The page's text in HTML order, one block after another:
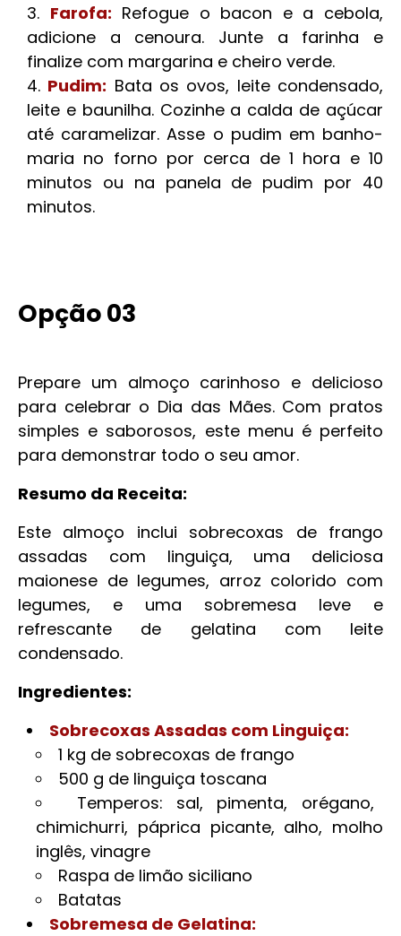
Farofa: Refogue o bacon e a cebola,
adicione a cenoura. Junte a farinha e
finalize com margarina e cheiro verde.
Pudim: Bata os ovos, leite condensado,
leite e baunilha. Cozinhe a calda de açúcar
até caramelizar. Asse o pudim em banho-
maria no forno por cerca de 1 hora e 10
minutos ou na panela de pudim por 40
minutos.
Opção 03
Prepare um almoço carinhoso e delicioso
para celebrar o Dia das Mães. Com pratos
simples e saborosos, este menu é perfeito
para demonstrar todo o seu amor.
Resumo da Receita:
Este almoço inclui sobrecoxas de frango
assadas com linguiça, uma deliciosa
maionese de legumes, arroz colorido com
legumes, e uma sobremesa leve e
refrescante de gelatina com leite
condensado.
Ingredientes:
Sobrecoxas Assadas com Linguiça:
1 kg de sobrecoxas de frango
500 g de linguiça toscana
Temperos: sal, pimenta, orégano,
chimichurri, páprica picante, alho, molho
inglês, vinagre
Raspa de limão siciliano
Batatas
Sobremesa de Gelatina: